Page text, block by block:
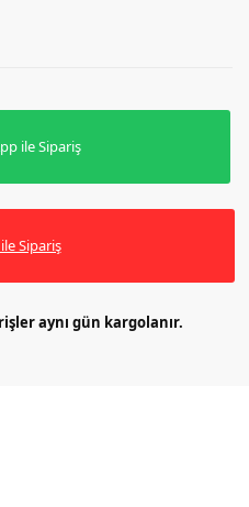
ile Sipariş
Sipariş
aynı gün kargolanır.